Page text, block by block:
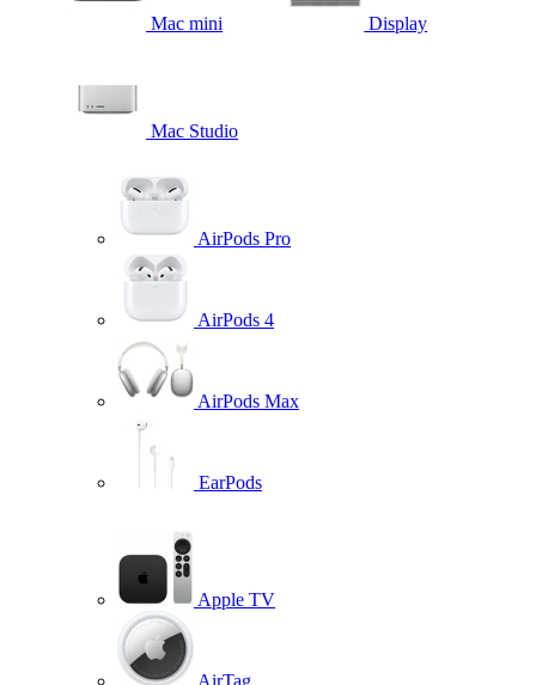
Mac mini Display
Mac Studio
AirPods Pro
AirPods 4
AirPods Max
EarPods
Apple TV